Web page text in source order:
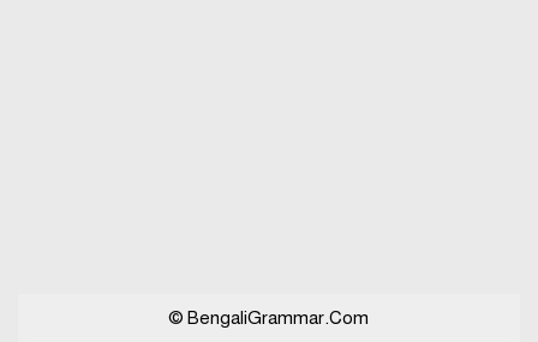
© BengaliGrammar.Com